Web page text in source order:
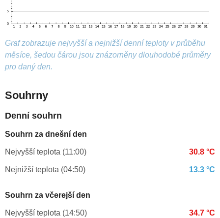
Graf zobrazuje nejvyšší a nejnižší denní teploty v průběhu
měsíce, šedou čárou jsou znázorněny dlouhodobé průměry
pro daný den.
Souhrny
Denní souhrn
Souhrn za dnešní den
Nejvyšší teplota (11:00) 30.8 °C
Nejnižší teplota (04:50) 13.3 °C
Souhrn za včerejší den
Nejvyšší teplota (14:50) 34.7 °C